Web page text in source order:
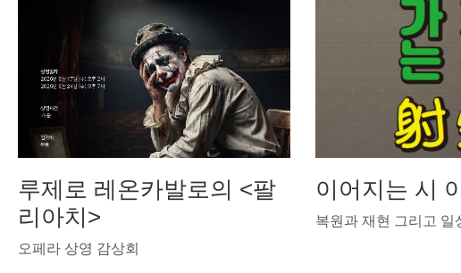
루제로 레온카발로의 <팔
리아치>
오페라 상영 감상회
이어지는 시
복원과 재현 그리고 일